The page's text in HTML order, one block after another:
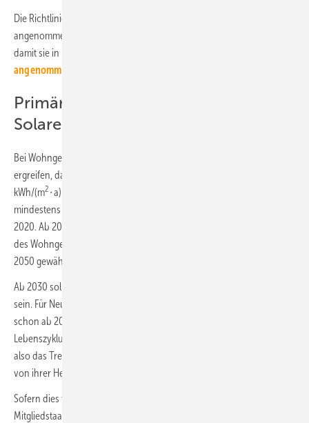
Die Richtlinie wurde mit 370 zu 199 Stimmen bei 46 Enthaltungen
angenommen. Nun muss sie auch der Ministerrat förmlich billigen,
damit sie in Kraft treten kann (
angenommene Text P9_TA(2024)0129 als Download
Primärenergieverbrauch,
Solarenergie
Bei Wohngebäuden müssen die Mitgliedstaaten Maßnahmen
ergreifen, damit der durchschnittliche Primärenergieverbrauch in
kWh/(m2 ∙ a) bis 2030 um mindestens 16 % und bis 2035 um
mindestens 20 bis 22 % sinkt. Basis für die Minderung ist das Jahr
2020. Ab 2035 müssen die Mitgliedstaaten dann eine Transformation
des Wohngebäudebestands zum Nullemissionsgebäudebestand bis
2050 gewährleisten.
Ab 2030 sollen alle Neubauten (im Sinne der Richtlinie) emissionsfrei
sein. Für Neubauten, die Behörden nutzen oder besitzen, soll das
schon ab 2028 gelten. Die Mitgliedstaaten können dabei das
Lebenszyklus-Treibhauspotenzial eines Gebäudes berücksichtigen,
also das Treibhauspotenzial der für den Bau verwendeten Produkte
von ihrer Herstellung bis zu ihrer Entsorgung berücksichtigen.
Sofern dies technisch und wirtschaftlich realisierbar ist, müssen die
Mitgliedstaaten bis 2030 schrittweise gewährleisten, das Solaranlagen